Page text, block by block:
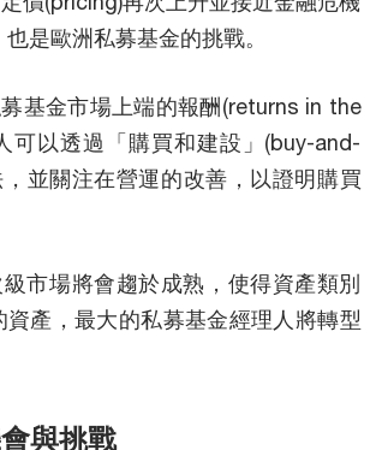
是歐洲私募基金的挑戰。
基金市場上端的報酬(returns in the
可以透過「購買和建設」(buy-and-
並關注在營運的改善，以證明購買
市場將會趨於成熟，使得資產類別
產，最大的私募基金經理人將轉型
與挑戰